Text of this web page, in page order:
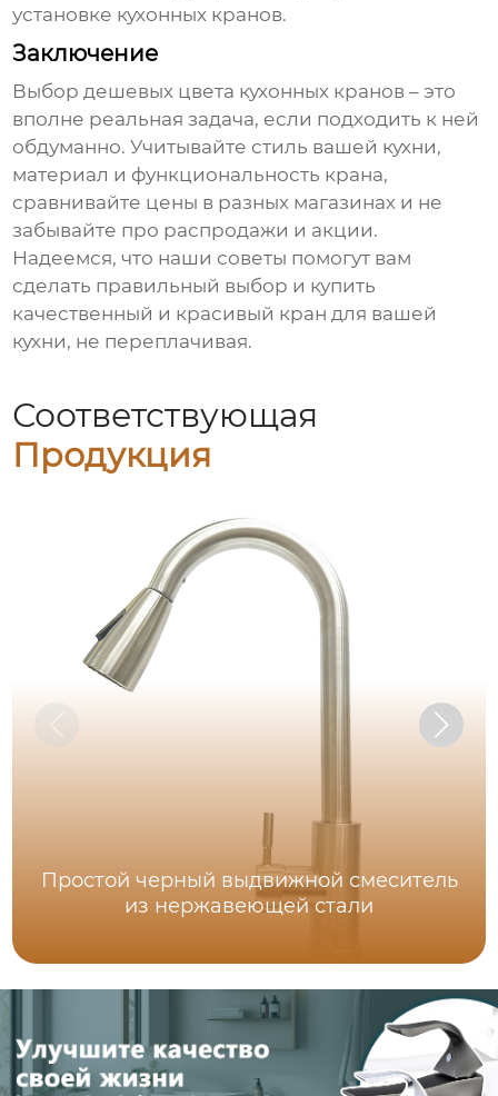
установке кухонных кранов.
Заключение
Выбордешевых цвета кухонных кранов – это
вполне реальная задача, если подходить к ней
обдуманно. Учитывайте стиль вашей кухни,
материал и функциональность крана,
сравнивайте цены в разных магазинах и не
забывайте про распродажи и акции.
Надеемся, что наши советы помогут вам
сделать правильный выбор и купить
качественный и красивый кран для вашей
кухни, не переплачивая.
Соответствующая
Продукция
Простой черный выдвижной смеситель
из нержавеющей стали